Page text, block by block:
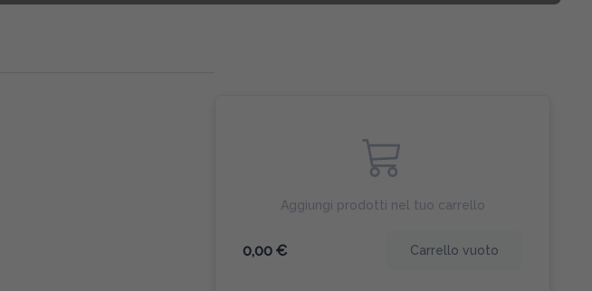
Aggiungi prodotti nel tuo carrello
0,00 € Carrello vuoto